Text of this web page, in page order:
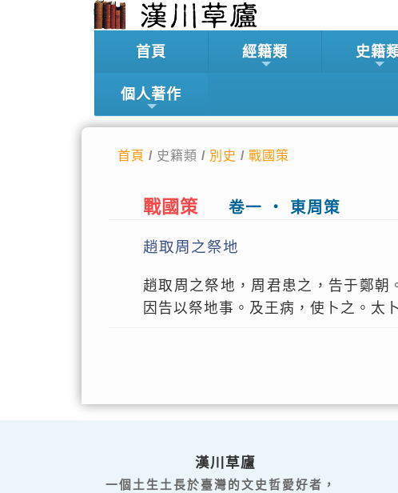
首頁 經籍類 史籍
個人著作
首頁 / 史籍類 / 別史 / 戰國策
戰國策 卷一 ‧ 東周策
趙取周之祭地
趙取周之祭地，周君患之，告于鄭朝
因告以祭地事。及王病，使卜之。太
漢川草廬
一個土生土長於臺灣的文史哲愛好者，